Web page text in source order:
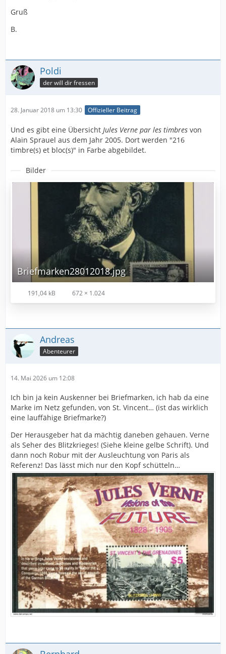
Gruß
B.
Poldi
der will dir fressen
28. Januar 2018 um 13:30 Offizieller Beitrag
Und es gibt eine Übersicht Jules Verne par les timbres von
Alain Sprauel aus dem Jahr 2005. Dort werden "216
timbre(s) et bloc(s)" in Farbe abgebildet.
Bilder
Briefmarken28012018.jpg
191,04 kB 672 × 1.024
Andreas
Abenteurer
14. Mai 2026 um 12:08
Ich bin ja kein Auskenner bei Briefmarken, ich hab da eine
Marke im Netz gefunden, von St. Vincent… (ist das wirklich
eine lauffähige Briefmarke?)
Der Herausgeber hat da mächtig daneben gehauen. Verne
als Seher des Blitzkrieges! (Siehe kleine gelbe Schrift). Und
dann noch Robur mit der Ausleuchtung von Paris als
Referenz! Das lässt mich nur den Kopf schütteln…